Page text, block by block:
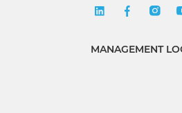
MANAGEMENT